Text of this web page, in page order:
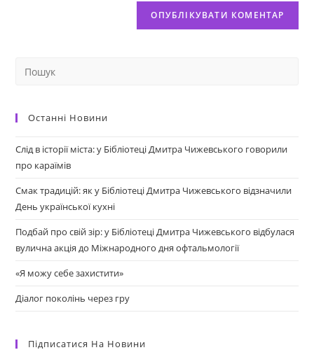
Останні Новини
Слід в історії міста: у Бібліотеці Дмитра Чижевського говорили
про караїмів
Смак традицій: як у Бібліотеці Дмитра Чижевського відзначили
День української кухні
Подбай про свій зір: у Бібліотеці Дмитра Чижевського відбулася
вулична акція до Міжнародного дня офтальмології
«Я можу себе захистити»
Діалог поколінь через гру
Підписатися На Новини